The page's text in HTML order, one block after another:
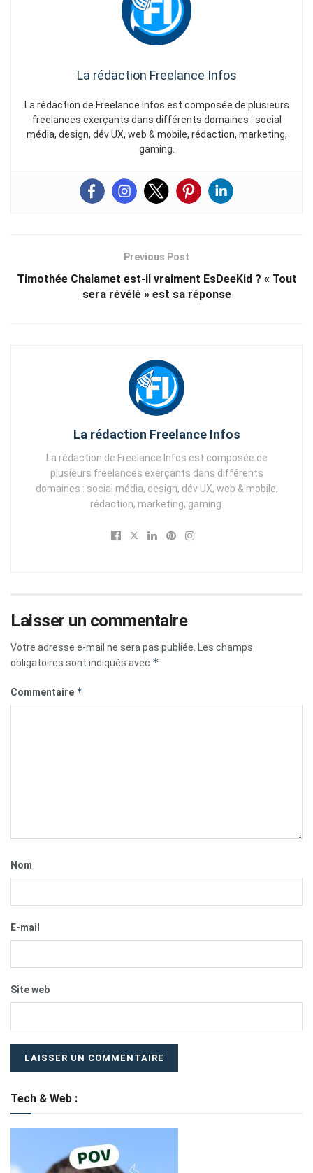
La rédaction Freelance Infos
La rédaction de Freelance Infos est composée de plusieurs
freelances exerçants dans différents domaines : social
média, design, dév UX, web & mobile, rédaction, marketing,
gaming.
Previous Post
Timothée Chalamet est-il vraiment EsDeeKid ? « Tout
sera révélé » est sa réponse
La rédaction Freelance Infos
La rédaction de Freelance Infos est composée de
plusieurs freelances exerçants dans différents
domaines : social média, design, dév UX, web & mobile,
rédaction, marketing, gaming.
Laisser un commentaire
Votre adresse e-mail ne sera pas publiée.
Les champs
obligatoires sont indiqués avec *
Commentaire *
Nom
E-mail
Site web
Tech & Web :